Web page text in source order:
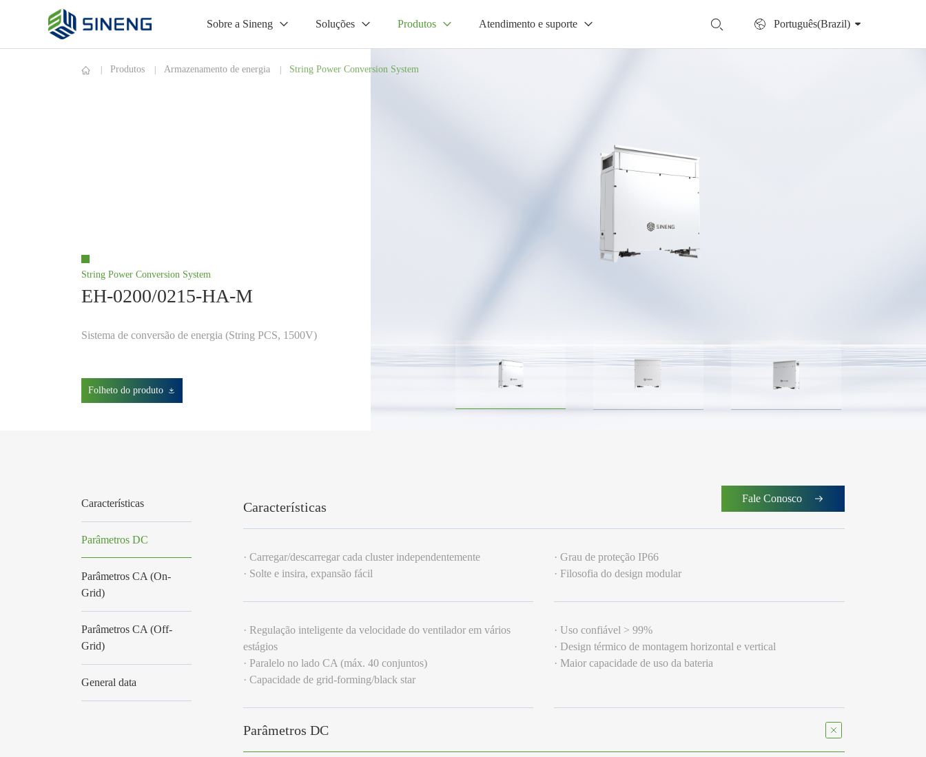
Sobre a Sineng Soluções Produtos Atendimento e suporte Português(Brazil)
Produtos Armazenamento de energia String Power Conversion System
String Power Conversion System
EH-0200/0215-HA-M
Sistema de conversão de energia (String PCS, 1500V)
Folheto do produto
Características
Parâmetros DC
Parâmetros CA (On-
Grid)
Parâmetros CA (Off-
Grid)
General data
Fale Conosco
Características
· Carregar/descarregar cada cluster independentemente
· Solte e insira, expansão fácil
· Grau de proteção IP66
· Filosofia do design modular
· Regulação inteligente da velocidade do ventilador em vários
estágios
· Paralelo no lado CA (máx. 40 conjuntos)
· Capacidade de grid-forming/black star
· Uso confiável > 99%
· Design térmico de montagem horizontal e vertical
· Maior capacidade de uso da bateria
Parâmetros DC